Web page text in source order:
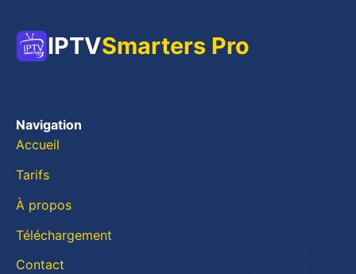
IPTVSmarters Pro
Navigation
Accueil
Tarifs
À propos
Téléchargement
Contact